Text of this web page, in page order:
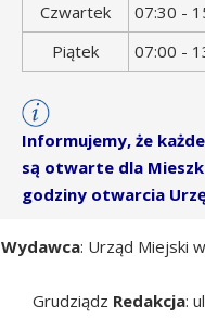
Czwartek
07:30 -
Piątek
07:00 -
Informujemy, że
są otwarte dla
godziny otwarcia
Wydawca: Urząd Miejski
Grudziądz Redakcja: